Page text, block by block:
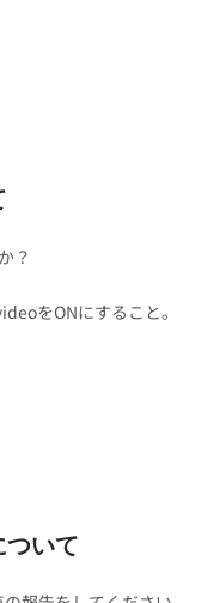
？
をONにすること。
いて